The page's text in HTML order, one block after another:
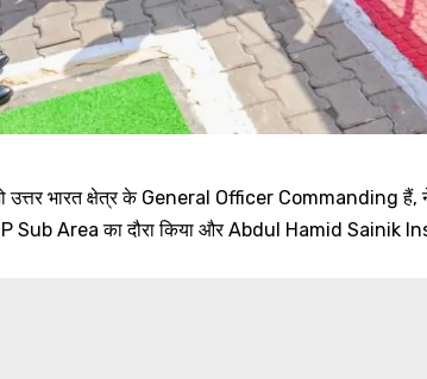
भारत क्षेत्र के General Officer Commanding हैं,
Area का दौरा किया और Abdul Hamid Sainik